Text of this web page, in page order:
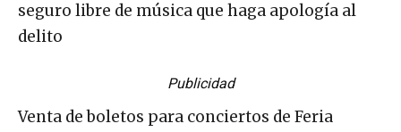
seguro libre de música que haga apología al
delito
Publicidad
Venta de boletos para conciertos de Feria